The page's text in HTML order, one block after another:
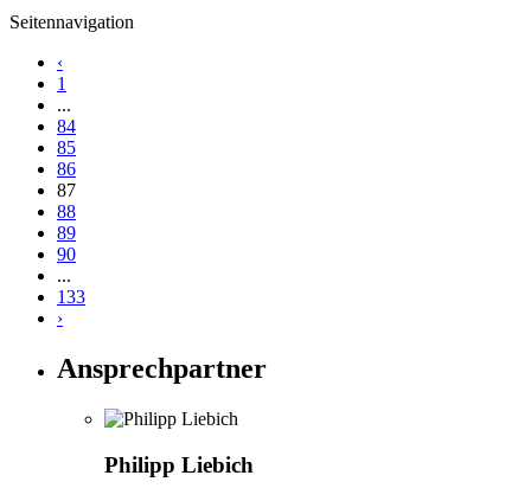
Seitennavigation
‹
1
...
84
85
86
87
88
89
90
...
133
›
Ansprechpartner
Philipp Liebich